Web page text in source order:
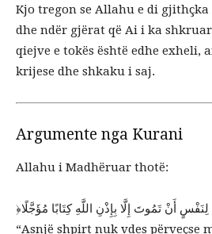
Kjo tregon se Allahu e di
dhe ndër gjërat që Ai i ka
qiejve e tokës është edhe exheli,
krijese dhe shkaku i saj.
Argumente nga Kurani
Allahu i Madhëruar thotë:
“Asnjë shpirt nuk vdes përveçse